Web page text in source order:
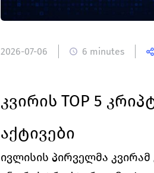
2026-07-06 6 minutes
კვირის TOP 5
აქტივები
ივლისის პირველმა